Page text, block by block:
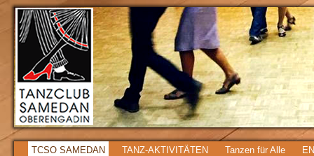
TCSO SAMEDAN TANZ-AKTIVITÄTEN Tanzen für Alle